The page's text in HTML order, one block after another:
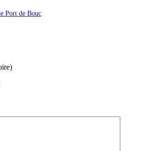
Port de Bouc